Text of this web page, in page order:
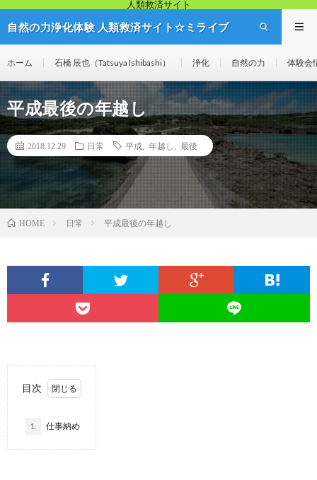
人類救済サイト
自然の力浄化体験 人類救済サイト☆ミライブ
ホーム 石橋 辰也（Tatsuya Ishibashi） 浄化 自然の力 体験会
平成最後の年越し
2018.12.29 日常 平成 年越し 最後
HOME 日常 平成最後の年越し
目次
1. 仕事納め